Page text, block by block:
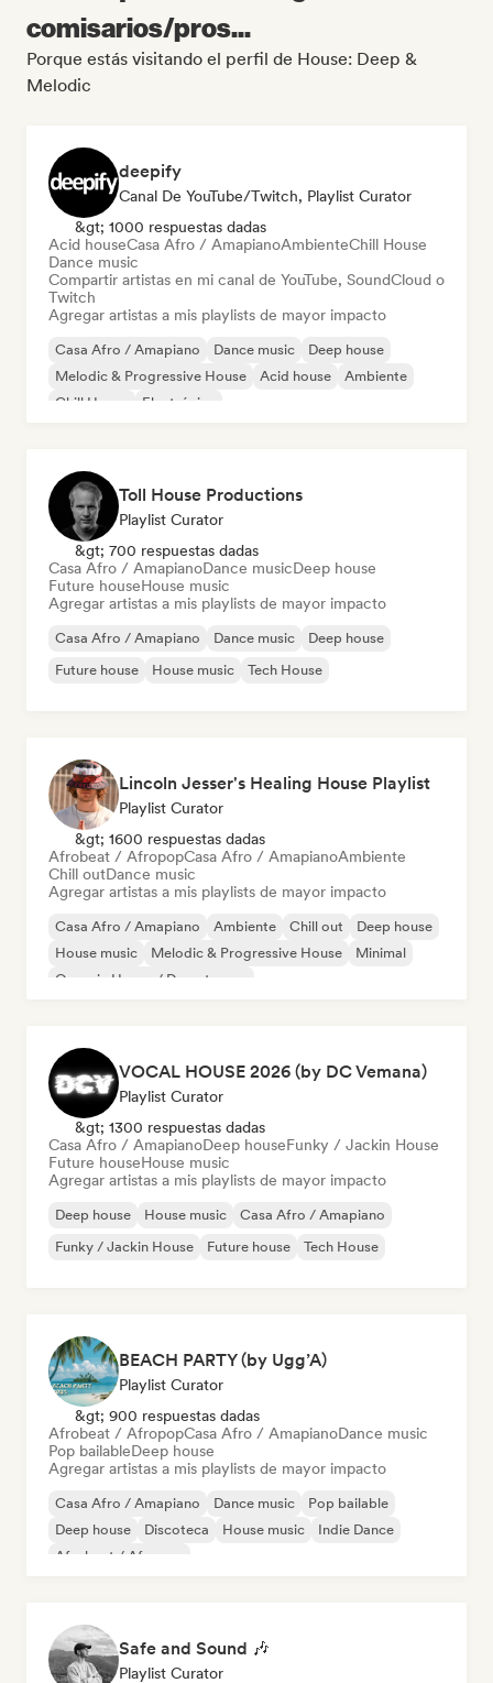
comisarios/pros...
Porque estás visitando el perfil de House: Deep &
Melodic
deepify
Canal De YouTube/Twitch, Playlist Curator
&gt; 1000 respuestas dadas
Acid houseCasa Afro / AmapianoAmbienteChill House
Dance music
Compartir artistas en mi canal de YouTube, SoundCloud o
Twitch
Agregar artistas a mis playlists de mayor impacto
Casa Afro / Amapiano Dance music
Deep house
Melodic & Progressive House
Acid house
Ambiente
Chill House
Electrónica
Toll House Productions
Playlist Curator
&gt; 700 respuestas dadas
Casa Afro / AmapianoDance musicDeep house
Future houseHouse music
Agregar artistas a mis playlists de mayor impacto
Casa Afro / Amapiano Dance music
Deep house
Future house
House music Tech House
Lincoln Jesser's Healing House Playlist
Playlist Curator
&gt; 1600 respuestas dadas
Afrobeat / AfropopCasa Afro / AmapianoAmbiente
Chill outDance music
Agregar artistas a mis playlists de mayor impacto
Casa Afro / Amapiano Ambiente Chill out
Deep house
House music
Melodic & Progressive House
Minimal
Organic House / Downtempo
VOCAL HOUSE 2026 (by DC Vemana)
Playlist Curator
&gt; 1300 respuestas dadas
Casa Afro / AmapianoDeep houseFunky / Jackin House
Future houseHouse music
Agregar artistas a mis playlists de mayor impacto
Deep house House music
Casa Afro / Amapiano
Funky / Jackin House
Future house Tech House
BEACH PARTY (by Ugg’A)
Playlist Curator
&gt; 900 respuestas dadas
Afrobeat / AfropopCasa Afro / AmapianoDance music
Pop bailableDeep house
Agregar artistas a mis playlists de mayor impacto
Casa Afro / Amapiano Dance music
Pop bailable
Deep house
Discoteca House music
Indie Dance
Afrobeat / Afropop
Safe and Sound 🎶
Playlist Curator